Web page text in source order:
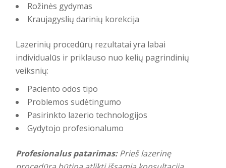
Rožinės gydymas
Kraujagyslių darinių korekcija
Lazerinių procedūrų rezultatai yra labai
individualūs ir priklauso nuo kelių pagrindinių
veiksnių:
Paciento odos tipo
Problemos sudėtingumo
Pasirinkto lazerio technologijos
Gydytojo profesionalumo
Profesionalus patarimas: Prieš lazerinę